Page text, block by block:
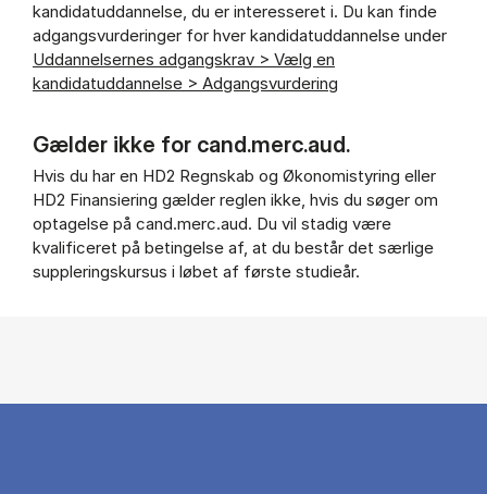
kandidatuddannelse, du er interesseret i. Du kan finde
adgangsvurderinger for hver kandidatuddannelse under
Uddannelsernes adgangskrav > Vælg en
kandidatuddannelse > Adgangsvurdering
Gælder ikke for cand.merc.aud.
Hvis du har en HD2 Regnskab og Økonomistyring eller
HD2 Finansiering gælder reglen ikke, hvis du søger om
optagelse på cand.merc.aud. Du vil stadig være
kvalificeret på betingelse af, at du består det særlige
suppleringskursus i løbet af første studieår.